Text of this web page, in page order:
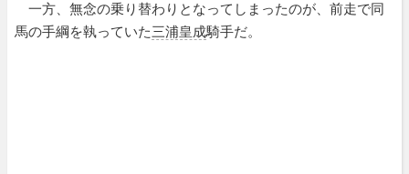
一方、無念の乗り替わりとなってしまったのが、前走で同
馬の手綱を執っていた三浦皇成騎手だ。